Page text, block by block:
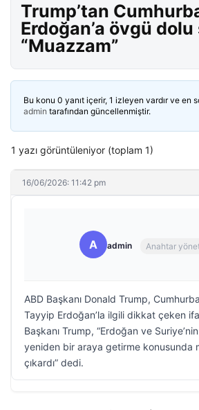
Trump’tan
Erdoğan’a övgü
“Muazzam”
Bu konu 0 yanıt içerir, 1 izleyen vardır ve en
admin tarafından güncellenmiştir.
1 yazı görüntüleniyor (toplam 1)
16/06/2026: 11:42 pm
A admin Anahtar
ABD Başkanı Donald Trump,
Tayyip Erdoğan’la ilgili dikkat çeken
Başkanı Trump, “Erdoğan ve
yeniden bir araya getirme konusunda
çıkardı” dedi.